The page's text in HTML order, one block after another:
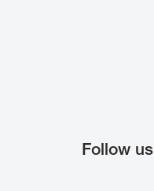
Follow us